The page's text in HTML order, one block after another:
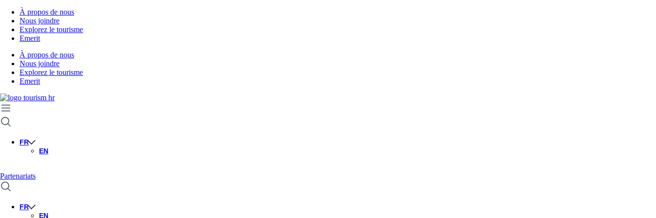
À propos de nous
Nous joindre
Explorez le tourisme
Emerit
À propos de nous
Nous joindre
Explorez le tourisme
Emerit
FR
EN
Partenariats
FR
EN